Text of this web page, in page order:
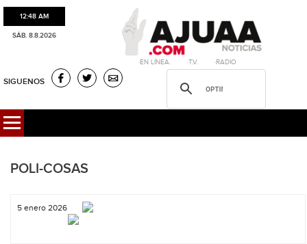
12:48 AM
SÁB. 8.8.2026
·EN LÍNEA. ·T.V. ·RADIO
SIGUENOS
POLI-COSAS
5 enero 2026